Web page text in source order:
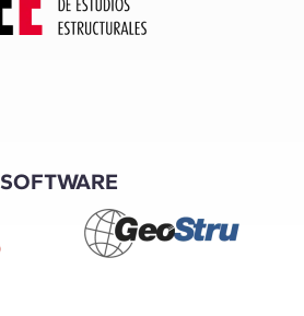
SOFTWARE